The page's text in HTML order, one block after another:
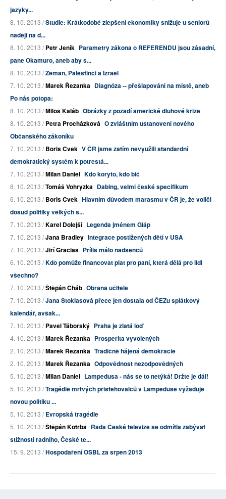
jazyky...
8. 10. 2013 /Studie: Krátkodobé zlepšení ekonomiky snižuje u seniorů
naději na d...
8. 10. 2013 /Petr Jeník Parametry zákona o REFERENDU jsou zásadní,
pane Okamuro, aneb aby s...
8. 10. 2013 /Zeman, Palestinci a Izrael
7. 10. 2013 /Marek Řezanka Diagnóza -- přešlapování na místě, aneb
Po nás potopa:
8. 10. 2013 /Miloš Kaláb Obrázky z pozadí americké dluhové krize
8. 10. 2013 /Petra Procházková O zvláštním ustanovení nového
Občanského zákoníku
7. 10. 2013 /Boris Cvek V ČR jsme zatím nevyužili standardní
demokratický systém k potrestá...
7. 10. 2013 /Milan Daniel Kdo koryto, kdo bič
8. 10. 2013 /Tomáš Vohryzka Dabing, velmi české specifikum
6. 10. 2013 /Boris Cvek Hlavním důvodem marasmu v ČR je, že voliči
dosud politiky velkých s...
7. 10. 2013 /Karel Dolejší Legenda jménem Giáp
7. 10. 2013 /Jana Bradley Integrace postižených dětí v USA
7. 10. 2013 /Jiří Gracias Příliš málo nadšenců
6. 10. 2013 /Kdo pomůže financovat plat pro paní, která dělá pro lidi
všechno?
7. 10. 2013 /Štěpán Cháb Obrana učitele
7. 10. 2013 /Jana Stoklasová přece jen dostala od ČEZu splátkový
kalendář, avšak...
7. 10. 2013 /Pavel Táborský Praha je zlatá loď
4. 10. 2013 /Marek Řezanka Prosperita vyvolených
2. 10. 2013 /Marek Řezanka Tradičně hájená demokracie
2. 10. 2013 /Marek Řezanka Odpovědnost nezodpovědných
5. 10. 2013 /Milan Daniel Lampedusa - nás se to netýká! Držte je dál!
5. 10. 2013 /Tragédie mrtvých přistěhovalců v Lampeduse vyžaduje
novou politiku ...
5. 10. 2013 /Evropská tragédie
5. 10. 2013 /Štěpán Kotrba Rada České televize se odmítla zabývat
stížností radního, České te...
15. 9. 2013 /Hospodaření OSBL za srpen 2013